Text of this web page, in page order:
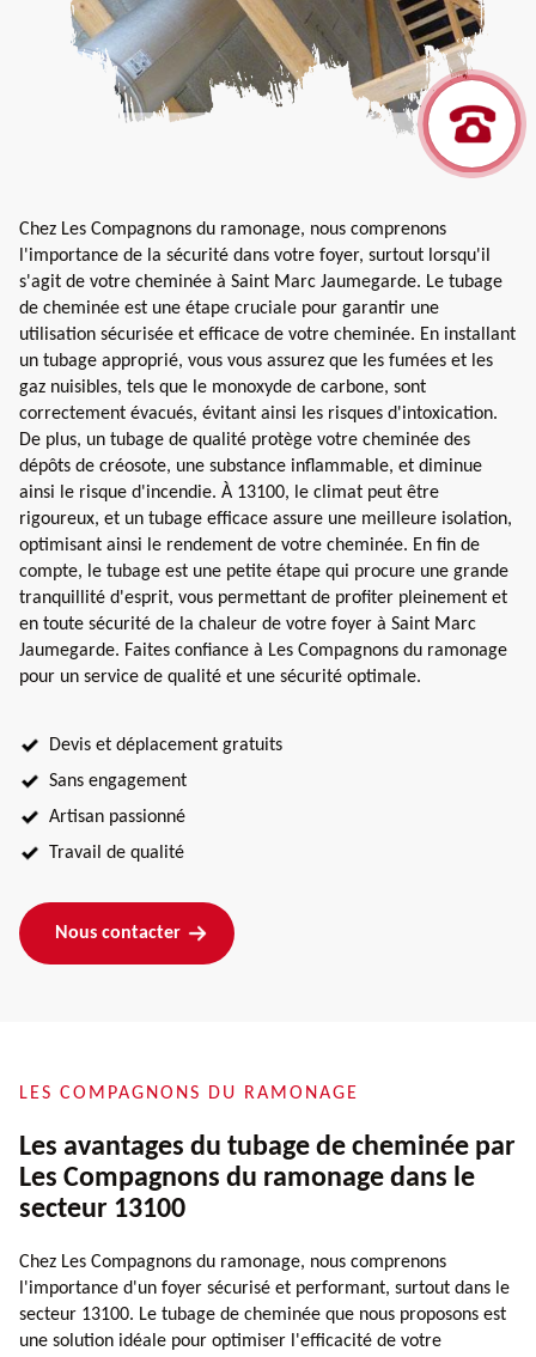
Chez Les Compagnons du ramonage, nous comprenons
l'importance de la sécurité dans votre foyer, surtout lorsqu'il
s'agit de votre cheminée à Saint Marc Jaumegarde. Le tubage
de cheminée est une étape cruciale pour garantir une
utilisation sécurisée et efficace de votre cheminée. En installant
un tubage approprié, vous vous assurez que les fumées et les
gaz nuisibles, tels que le monoxyde de carbone, sont
correctement évacués, évitant ainsi les risques d'intoxication.
De plus, un tubage de qualité protège votre cheminée des
dépôts de créosote, une substance inflammable, et diminue
ainsi le risque d'incendie. À 13100, le climat peut être
rigoureux, et un tubage efficace assure une meilleure isolation,
optimisant ainsi le rendement de votre cheminée. En fin de
compte, le tubage est une petite étape qui procure une grande
tranquillité d'esprit, vous permettant de profiter pleinement et
en toute sécurité de la chaleur de votre foyer à Saint Marc
Jaumegarde. Faites confiance à Les Compagnons du ramonage
pour un service de qualité et une sécurité optimale.
Devis et déplacement gratuits
Sans engagement
Artisan passionné
Travail de qualité
Nous contacter
LES COMPAGNONS DU RAMONAGE
Les avantages du tubage de cheminée par
Les Compagnons du ramonage dans le
secteur 13100
Chez Les Compagnons du ramonage, nous comprenons
l'importance d'un foyer sécurisé et performant, surtout dans le
secteur 13100. Le tubage de cheminée que nous proposons est
une solution idéale pour optimiser l'efficacité de votre